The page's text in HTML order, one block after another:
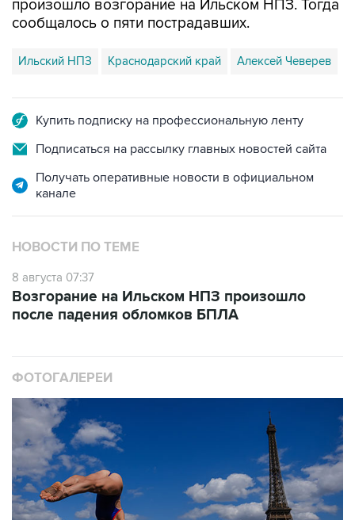
Ильский НПЗ Краснодарский край Алексей Чеверев
Подписаться на рассылку главных новостей сайта
Получать оперативные новости в официальном
НОВОСТИ ПО ТЕМЕ
8 августа 07:37
после падения обломков БПЛА